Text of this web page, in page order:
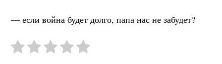
— если война будет долго, папа нас не забудет?